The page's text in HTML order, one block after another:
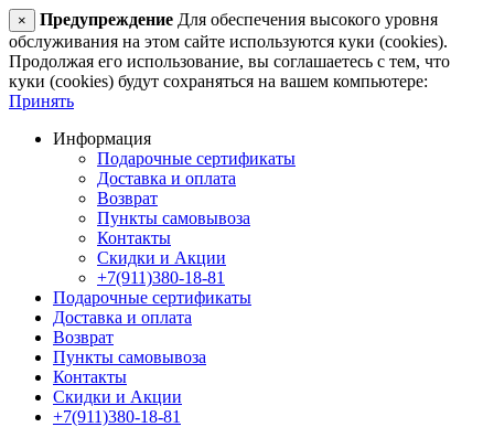
× Предупреждение Для обеспечения высокого уровня
обслуживания на этом сайте используются куки (cookies).
Продолжая его использование, вы соглашаетесь с тем, что
куки (cookies) будут сохраняться на вашем компьютере:
Принять
Информация
Подарочные сертификаты
Доставка и оплата
Возврат
Пункты самовывоза
Контакты
Скидки и Акции
+7(911)380-18-81
Подарочные сертификаты
Доставка и оплата
Возврат
Пункты самовывоза
Контакты
Скидки и Акции
+7(911)380-18-81